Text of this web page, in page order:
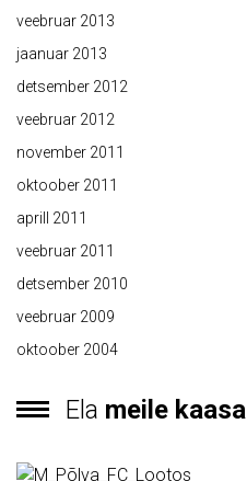
veebruar 2013
jaanuar 2013
detsember 2012
veebruar 2012
november 2011
oktoober 2011
aprill 2011
veebruar 2011
detsember 2010
veebruar 2009
oktoober 2004
Ela meile kaasa